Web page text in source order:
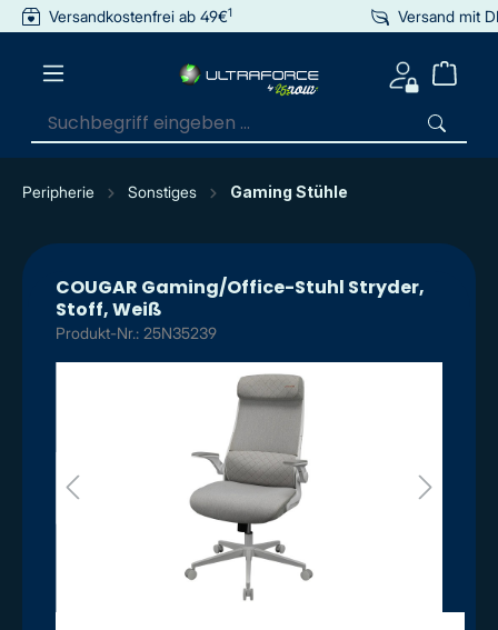
springen
Versandkostenfrei ab 49€1 Versand mit
Peripherie Sonstiges Gaming Stühle
COUGAR Gaming/Office-Stuhl Stryder,
Stoff, Weiß
Produkt-Nr.: 25N35239